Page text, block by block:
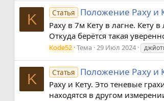
K Статья Положение Раху и
Раху в 7м Кету в лагне. Кету
Откуда берётся такая
Kode52 Тема 29 Июл 2024
K Статья Положение Раху и
Раху и Кету. Это теневые
находятся в другом